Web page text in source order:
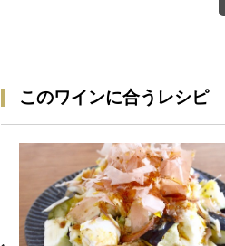
このワインに合うレシピ